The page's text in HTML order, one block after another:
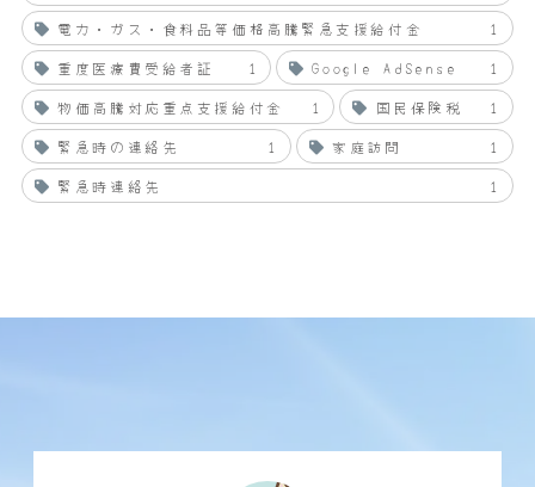
電力・ガス・食料品等価格高騰緊急支援給付金
1
重度医療費受給者証
1 Google AdSense
1
物価高騰対応重点支援給付金
1 国民保険税
1
緊急時の連絡先
1 家庭訪問
1
緊急時連絡先
1